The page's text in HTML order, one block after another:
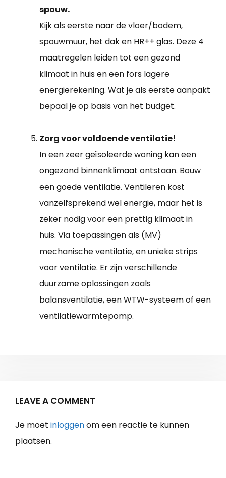
spouw.
Kijk als eerste naar de vloer/bodem,
spouwmuur, het dak en HR++ glas. Deze 4
maatregelen leiden tot een gezond
klimaat in huis en een fors lagere
energierekening. Wat je als eerste aanpakt
bepaal je op basis van het budget.
Zorg voor voldoende ventilatie!
In een zeer geïsoleerde woning kan een
ongezond binnenklimaat ontstaan. Bouw
een goede ventilatie. Ventileren kost
vanzelfsprekend wel energie, maar het is
zeker nodig voor een prettig klimaat in
huis. Via toepassingen als (MV)
mechanische ventilatie, en unieke strips
voor ventilatie. Er zijn verschillende
duurzame oplossingen zoals
balansventilatie, een WTW-systeem of een
ventilatiewarmtepomp.
LEAVE A COMMENT
Je moet inloggenom een reactie te kunnen
plaatsen.